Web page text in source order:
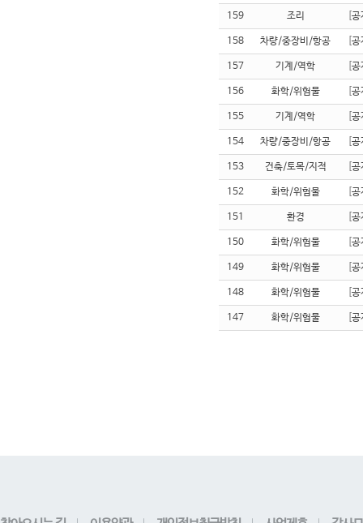
159 조리 공
158 차량/중장비/항공 공
157 기계/역학 공
156 화학/위험물 공
155 기계/역학 공
154 차량/중장비/항공 공
153 건축/토목/지적 공
152 화학/위험물 공
151 환경 공
150 화학/위험물 공
149 화학/위험물 공
148 화학/위험물 공
147 화학/위험물 공